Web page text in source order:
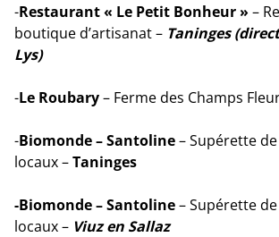
-Restaurant « Le Petit Bonheur » –
boutique d’artisanat – Taninges
Lys)
-Le Roubary– Ferme des Champs
-Biomonde – Santoline– Supérette
locaux –Taninges
-Biomonde – Santoline– Supérette
locaux – Viuz en Sallaz